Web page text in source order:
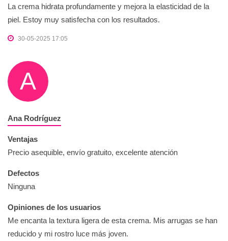
La crema hidrata profundamente y mejora la elasticidad de la
piel. Estoy muy satisfecha con los resultados.
30-05-2025 17:05
A
Ana Rodríguez
Ventajas
Precio asequible, envío gratuito, excelente atención
Defectos
Ninguna
Opiniones de los usuarios
Me encanta la textura ligera de esta crema. Mis arrugas se han
reducido y mi rostro luce más joven.